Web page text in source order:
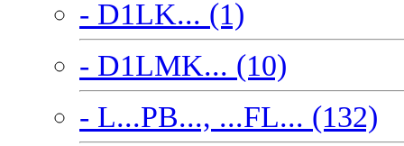
- D1LK... (1)
- D1LMK... (10)
- L...PB..., ...FL... (132)